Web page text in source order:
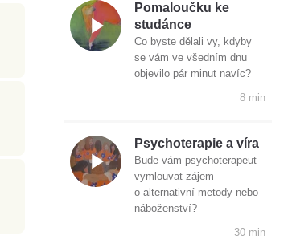
Pomaloučku ke
studánce
Co byste dělali vy, kdyby
se vám ve všedním dnu
objevilo pár minut navíc?
8 min
Psychoterapie a víra
Bude vám psychoterapeut
vymlouvat zájem
o alternativní metody nebo
náboženství?
30 min